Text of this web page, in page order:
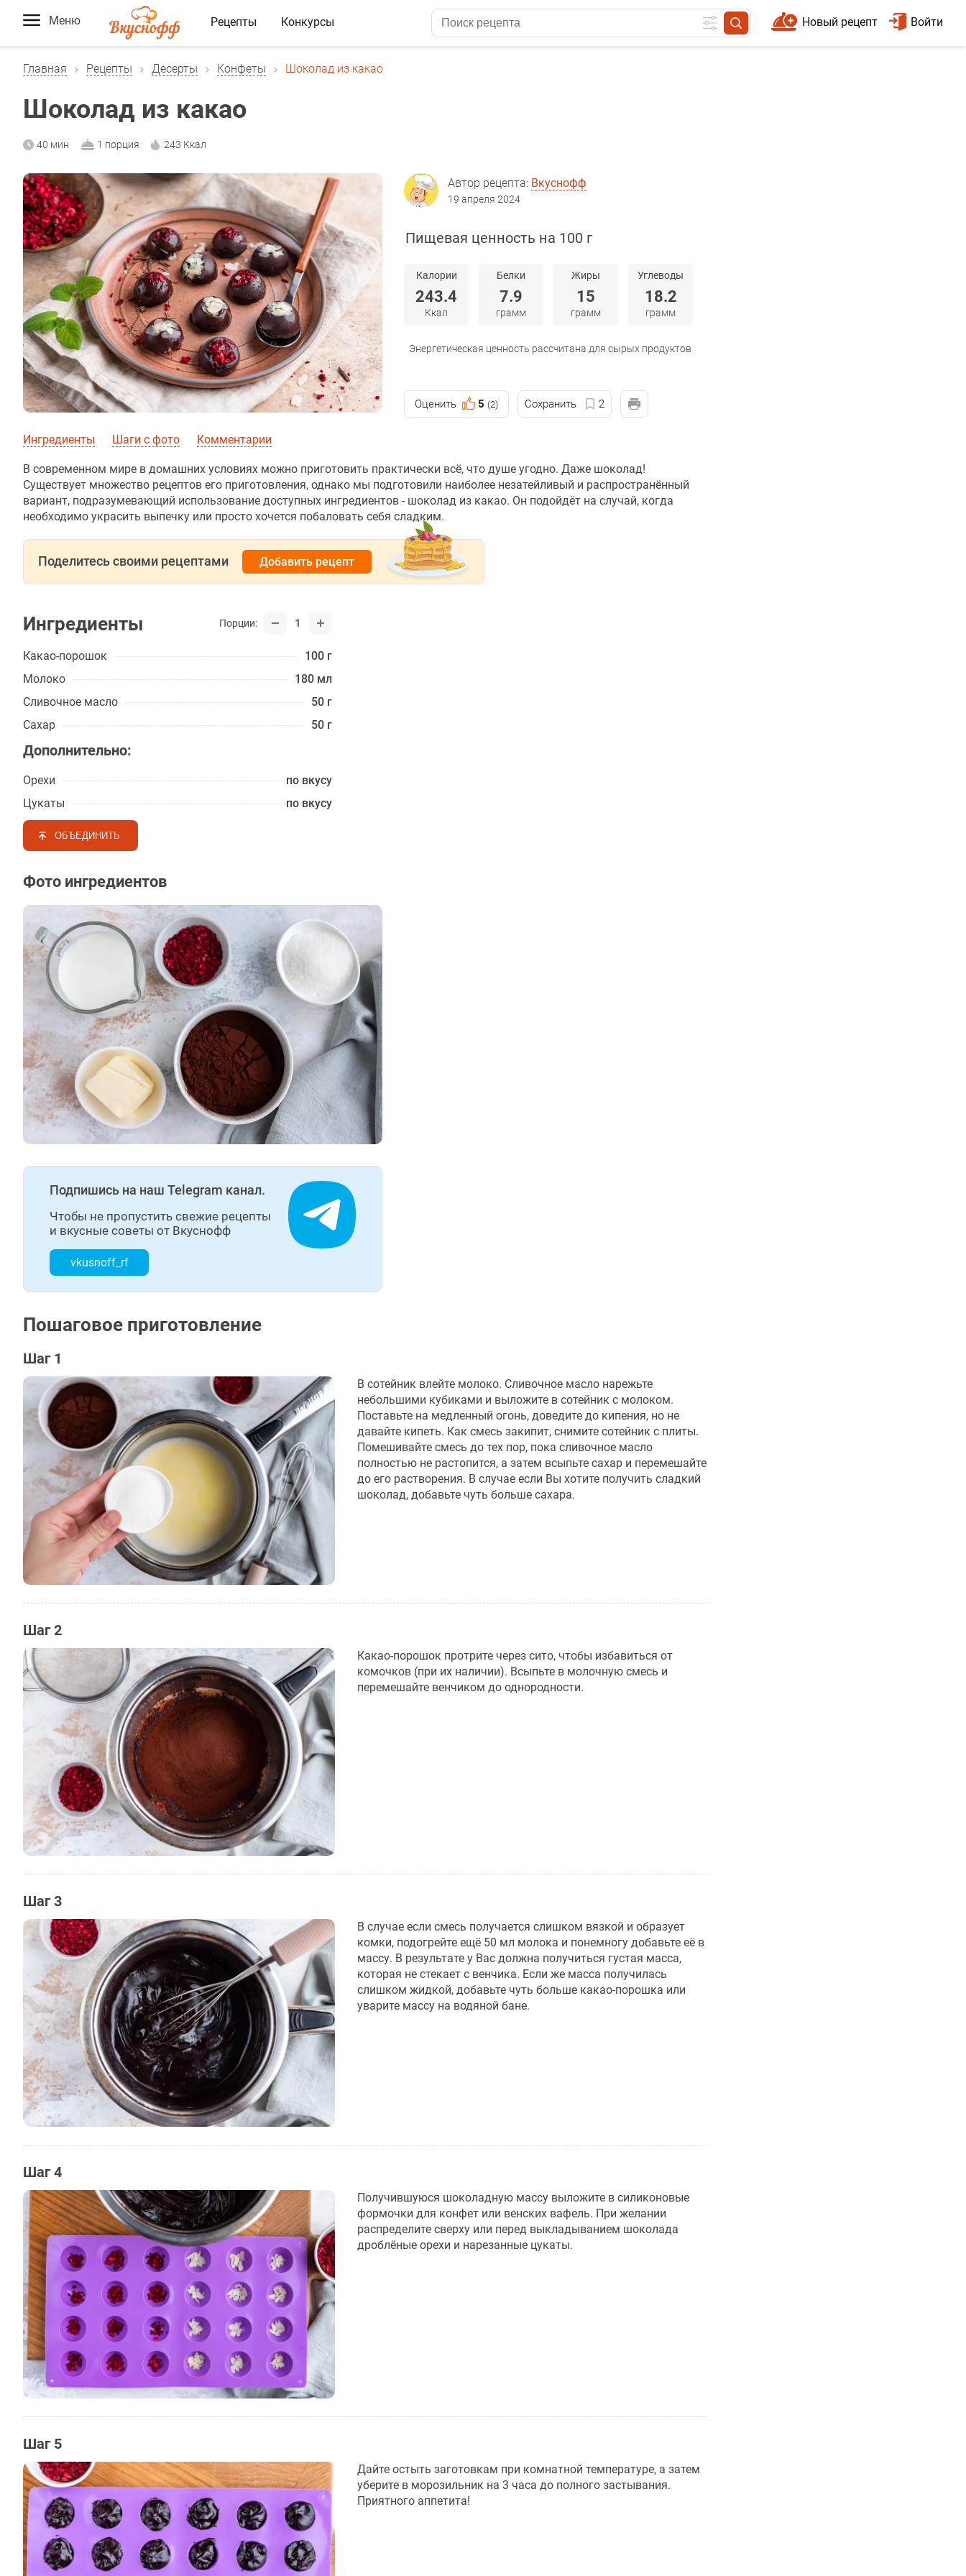
Меню Рецепты Конкурсы Войти
Новый рецепт
Главная Рецепты Десерты Конфеты Шоколад из какао
Шоколад из какао
40 мин 1 порция 243 Ккал
Автор рецепта: Вкуснофф
19 апреля 2024
Пищевая ценность на 100 г
Калории
243.4
Ккал
Белки
7.9
грамм
Жиры
15
грамм
Углеводы
18.2
грамм
Энергетическая ценность рассчитана для сырых продуктов
Оценить 5 (2) Сохранить 2
Ингредиенты Шаги с фото Комментарии
В современном мире в домашних условиях можно приготовить практически всё, что душе угодно. Даже шоколад!
Существует множество рецептов его приготовления, однако мы подготовили наиболее незатейливый и распространённый
вариант, подразумевающий использование доступных ингредиентов - шоколад из какао. Он подойдёт на случай, когда
необходимо украсить выпечку или просто хочется побаловать себя сладким.
Поделитесь своими рецептами Добавить рецепт
Ингредиенты Порции: 1
Какао-порошок
100 г
Молоко
180 мл
Сливочное масло
50 г
Сахар
50 г
Дополнительно:
Орехи
по вкусу
Цукаты
по вкусу
ОБЪЕДИНИТЬ
Фото ингредиентов
Подпишись на наш Telegram канал.
Чтобы не пропустить свежие рецепты
и вкусные советы от Вкуснофф
vkusnoff_rf
Пошаговое приготовление
Шаг 1
В сотейник влейте молоко. Сливочное масло нарежьте
небольшими кубиками и выложите в сотейник с молоком.
Поставьте на медленный огонь, доведите до кипения, но не
давайте кипеть. Как смесь закипит, снимите сотейник с плиты.
Помешивайте смесь до тех пор, пока сливочное масло
полностью не растопится, а затем всыпьте сахар и перемешайте
до его растворения. В случае если Вы хотите получить сладкий
шоколад, добавьте чуть больше сахара.
Шаг 2
Какао-порошок протрите через сито, чтобы избавиться от
комочков (при их наличии). Всыпьте в молочную смесь и
перемешайте венчиком до однородности.
Шаг 3
В случае если смесь получается слишком вязкой и образует
комки, подогрейте ещё 50 мл молока и понемногу добавьте её в
массу. В результате у Вас должна получиться густая масса,
которая не стекает с венчика. Если же масса получилась
слишком жидкой, добавьте чуть больше какао-порошка или
уварите массу на водяной бане.
Шаг 4
Получившуюся шоколадную массу выложите в силиконовые
формочки для конфет или венских вафель. При желании
распределите сверху или перед выкладыванием шоколада
дроблёные орехи и нарезанные цукаты.
Шаг 5
Дайте остыть заготовкам при комнатной температуре, а затем
уберите в морозильник на 3 часа до полного застывания.
Приятного аппетита!